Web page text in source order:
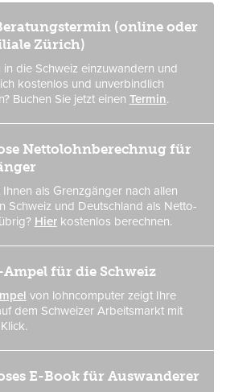
(online oder
Zürich)
in die Schweiz einzuwandern und
kostenlos und unverbindlich
Buchen Sie jetzt einen Termin.
Nettolohnberechnug für
als Grenzgänger nach allen
Schweiz und Deutschland als Netto-
Hierkostenlos berechnen.
Ampel für die Schweiz
von lohncomputer zeigt Ihre
dem Schweizer Arbeitsmarkt mit
E-Book für Auswanderer